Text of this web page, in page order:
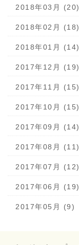
2018年03月 (20)
2018年02月 (18)
2018年01月 (14)
2017年12月 (19)
2017年11月 (15)
2017年10月 (15)
2017年09月 (14)
2017年08月 (11)
2017年07月 (12)
2017年06月 (19)
2017年05月 (9)